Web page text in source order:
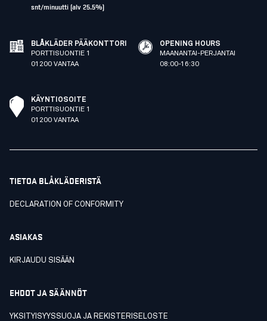
snt/minuutti (alv 25.5%)
BLÅKLÄDER PÄÄKONTTORI
PORTTISUONTIE 1
01200 VANTAA
OPENING HOURS
MAANANTAI-PERJANTAI
08:00-16:30
KÄYNTIOSOITE
PORTTISUONTIE 1
01200 VANTAA
TIETOA BLÅKLÄDERISTÄ
DECLARATION OF CONFORMITY
ASIAKAS
KIRJAUDU SISÄÄN
EHDOT JA SÄÄNNÖT
YKSITYISYYSSUOJA JA REKISTERISELOSTE